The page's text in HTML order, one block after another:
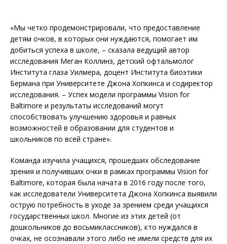
«Мы четко продемонстрировали, что предоставление
детям очков, в которых они нуждаются, помогает им
добиться успеха в школе, – сказала ведущий автор
исследования Меган Коллинз, детский офтальмолог
Института глаза Уилмера, доцент Института биоэтики
Бермана при Университете Джона Хопкинса и содиректор
исследования. – Успех модели программы Vision for
Baltimore и результаты исследований могут
способствовать улучшению здоровья и равных
возможностей в образовании для студентов и
школьников по всей стране».
Команда изучила учащихся, прошедших обследование
зрения и получивших очки в рамках программы Vision for
Baltimore, которая была начата в 2016 году после того,
как исследователи Университета Джона Хопкинса выявили
острую потребность в уходе за зрением среди учащихся
государственных школ. Многие из этих детей (от
дошкольников до восьмиклассников), кто нуждался в
очках, не осознавали этого либо не имели средств для их